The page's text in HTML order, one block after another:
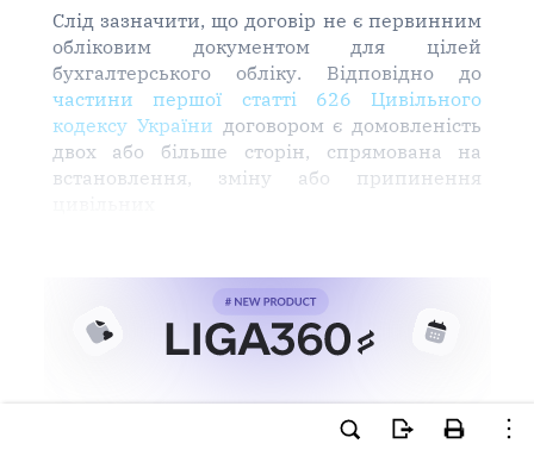
Слід зазначити, що договір не є первинним
обліковим документом для цілей
бухгалтерського обліку. Відповідно до
частини першої статті 626 Цивільного
кодексу України договором є домовленість
двох або більше сторін, спрямована на
встановлення, зміну або припинення